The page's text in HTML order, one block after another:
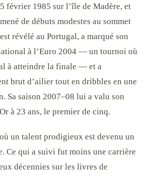
février 1985 sur l’île de Madère, et
de débuts modestes au sommet
révélé au Portugal, a marqué son
à l’Euro 2004 — un tournoi où
à atteindre la finale — et a
brut d’ailier tout en dribbles en une
Sa saison 2007–08 lui a valu son
à 23 ans, le premier de cinq.
un talent prodigieux est devenu un
Ce qui a suivi fut moins une carrière
décennies sur les livres de